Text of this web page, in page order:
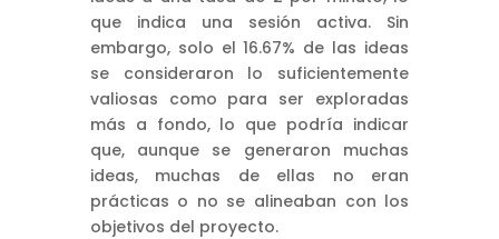
que indica una sesión activa. Sin
embargo, solo el 16.67% de las ideas
se consideraron lo suficientemente
valiosas como para ser exploradas
más a fondo, lo que podría indicar
que, aunque se generaron muchas
ideas, muchas de ellas no eran
prácticas o no se alineaban con los
objetivos del proyecto.